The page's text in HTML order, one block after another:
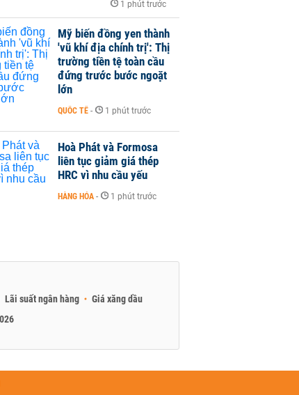
1 phút trước
Mỹ biến đồng yen thành
'vũ khí địa chính trị': Thị
trường tiền tệ toàn cầu
đứng trước bước ngoặt
lớn
QUỐC TẾ - 1 phút trước
Hoà Phát và Formosa
liên tục giảm giá thép
HRC vì nhu cầu yếu
HÀNG HÓA - 1 phút trước
Lãi suất ngân hàng
Giá xăng dầu